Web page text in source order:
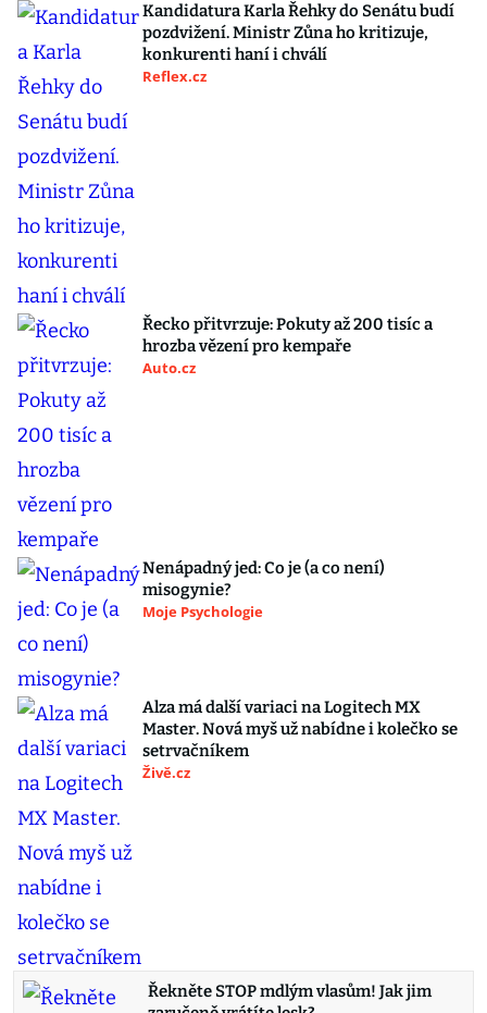
Kandidatura Karla Řehky do Senátu budí
pozdvižení. Ministr Zůna ho kritizuje,
konkurenti haní i chválí
Reflex.cz
Řecko přitvrzuje: Pokuty až 200 tisíc a
hrozba vězení pro kempaře
Auto.cz
Nenápadný jed: Co je (a co není)
misogynie?
Moje Psychologie
Alza má další variaci na Logitech MX
Master. Nová myš už nabídne i kolečko se
setrvačníkem
Živě.cz
Řekněte STOP mdlým vlasům! Jak jim